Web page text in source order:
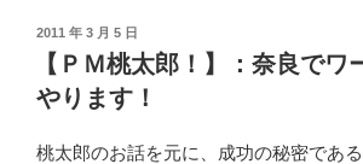
投
日:
2011 年 3 月 5 日
【ＰＭ桃太郎！】：奈良でワ
やります！
桃太郎のお話を元に、成功の秘密であ